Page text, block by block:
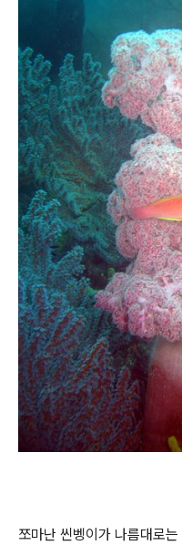
쪼마난 씬벵이가 나름대로